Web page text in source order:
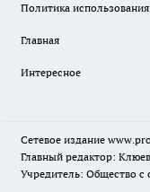
Политика
Главная
Интересное
Сетевое издание
Главный редактор:
Учредитель: Общество с